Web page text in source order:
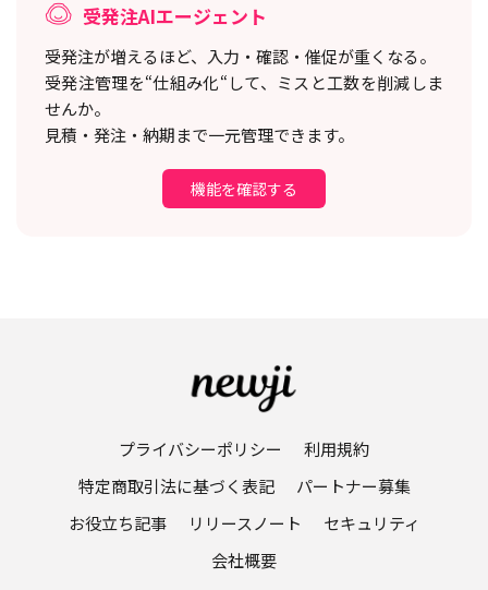
受発注AIエージェント
受発注が増えるほど、入力・確認・催促が重くなる。
受発注管理を“仕組み化“して、ミスと工数を削減しま
せんか。
見積・発注・納期まで一元管理できます。
機能を確認する
プライバシーポリシー
利用規約
特定商取引法に基づく表記
パートナー募集
お役立ち記事
リリースノート
セキュリティ
会社概要